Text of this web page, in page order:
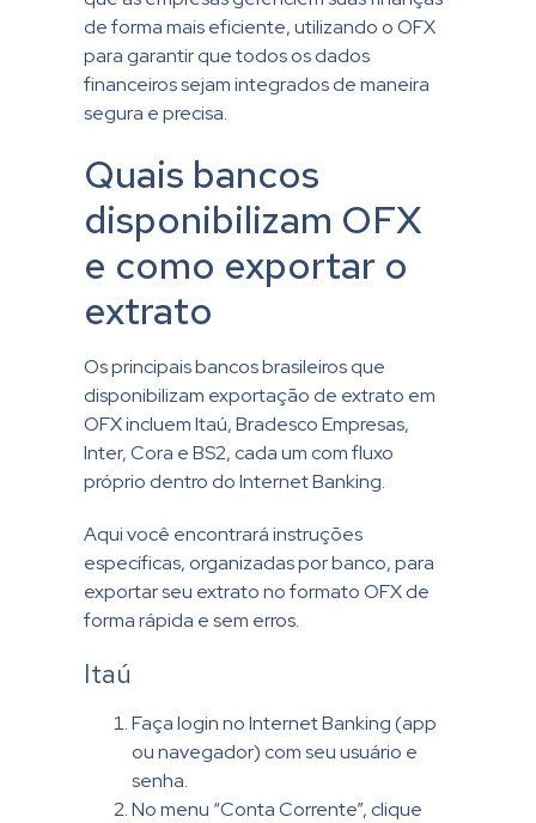
de forma mais eficiente, utilizando o OFX
para garantir que todos os dados
financeiros sejam integrados de maneira
segura e precisa.
Quais bancos
disponibilizam OFX
e como exportar o
extrato
Os principais bancos brasileiros que
disponibilizam exportação de extrato em
OFX incluem Itaú, Bradesco Empresas,
Inter, Cora e BS2, cada um com fluxo
próprio dentro do Internet Banking.
Aqui você encontrará instruções
específicas, organizadas por banco, para
exportar seu extrato no formato OFX de
forma rápida e sem erros.
Itaú
Faça login no Internet Banking (app
ou navegador) com seu usuário e
senha.
No menu “Conta Corrente”, clique